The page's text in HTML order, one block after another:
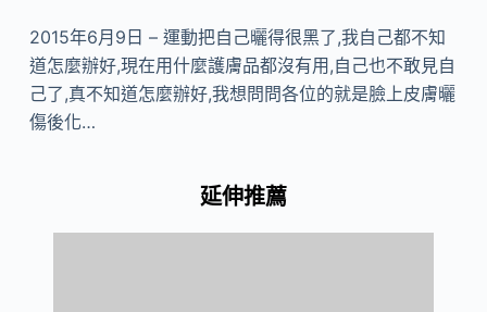
2015年6月9日 – 運動把自己曬得很黑了,我自己都不知
道怎麼辦好,現在用什麼護膚品都沒有用,自己也不敢見自
己了,真不知道怎麼辦好,我想問問各位的就是臉上皮膚曬
傷後化…
延伸推薦